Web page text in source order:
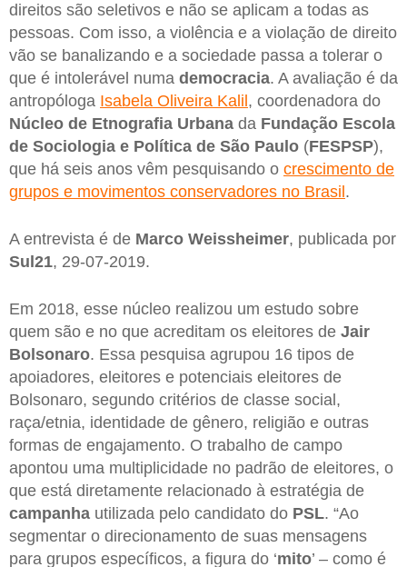
direitos são seletivos e não se aplicam a todas as
pessoas. Com isso, a violência e a violação de direito
vão se banalizando e a sociedade passa a tolerar o
que é intolerável numa democracia. A avaliação é da
antropóloga Isabela Oliveira Kalil , coordenadora do
Núcleo de Etnografia Urbana da Fundação Escola
de Sociologia e Política de São Paulo (FESPSP),
que há seis anos vêm pesquisando o crescimento de
grupos e movimentos conservadores no Brasil .
A entrevista é de Marco Weissheimer, publicada por
Sul21, 29-07-2019.
Em 2018, esse núcleo realizou um estudo sobre
quem são e no que acreditam os eleitores de Jair
Bolsonaro. Essa pesquisa agrupou 16 tipos de
apoiadores, eleitores e potenciais eleitores de
Bolsonaro, segundo critérios de classe social,
raça/etnia, identidade de gênero, religião e outras
formas de engajamento. O trabalho de campo
apontou uma multiplicidade no padrão de eleitores, o
que está diretamente relacionado à estratégia de
campanha utilizada pelo candidato do PSL. “Ao
segmentar o direcionamento de suas mensagens
para grupos específicos, a figura do ‘mito’ – como é